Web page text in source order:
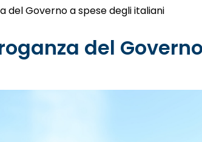
del Governo a spese degli italiani
del